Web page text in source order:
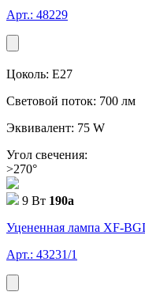
Арт.: 48229
Цоколь: E27
Световой поток: 700 лм
Эквивалент: 75 W
Угол свечения:
>270°
9 Вт 190a
Уцененная лампа XF-
Арт.: 43231/1